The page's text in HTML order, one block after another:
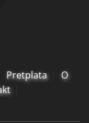
Pretplata
O